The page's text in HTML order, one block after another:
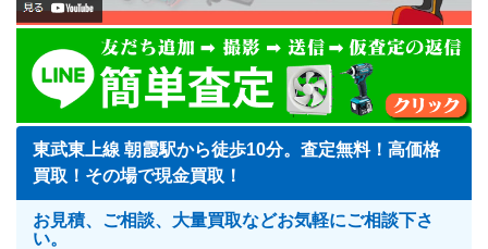
東武東上線 朝霞駅から徒歩10分。査定無料！高価格
買取！その場で現金買取！
お見積、ご相談、大量買取などお気軽にご相談下さ
い。